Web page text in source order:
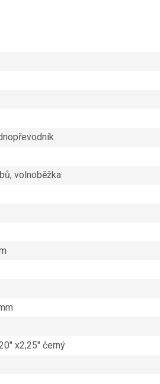
volnoběžka
x2,25″ černý